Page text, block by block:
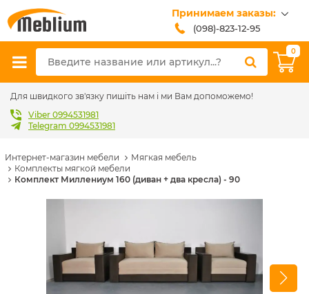
Принимаем заказы:
(098)-823-12-95
(099)-608-42-32
(093)-618-62-02
sales@meblium.com.ua
0
Для швидкого зв'язку пишіть нам і ми Вам допоможемо!
Viber 0994531981
Telegram 0994531981
Интернет-магазин мебели
Мягкая мебель
Комплекты мягкой мебели
Комплект Миллениум 160 (диван + два кресла) - 90